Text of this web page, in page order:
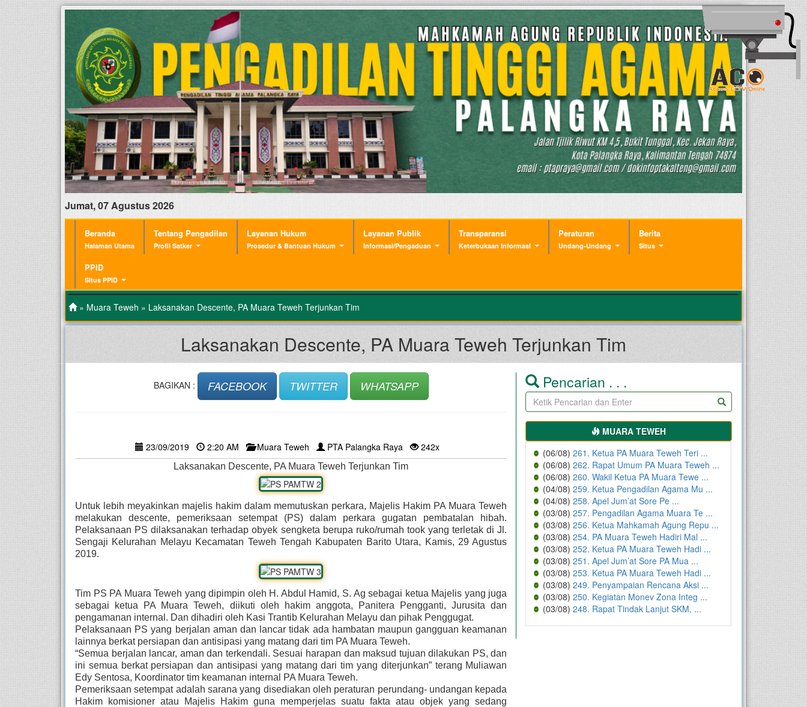
Jumat, 07 Agustus 2026
Beranda
Halaman Utama
Tentang Pengadilan
Profil Satker
Layanan Hukum
Prosedur & Bantuan Hukum
Layanan Publik
Informasi/Pengaduan
Transparansi
Keterbukaan Informasi
Peraturan
Undang-Undang
Berita
Situs
PPID
Situs PPID
» Muara Teweh » Laksanakan Descente, PA Muara Teweh Terjunkan Tim
Laksanakan Descente, PA Muara Teweh Terjunkan Tim
BAGIKAN : FACEBOOK TWITTER WHATSAPP
23/09/2019 2:20 AM Muara Teweh PTA Palangka Raya 242x
Laksanakan Descente, PA Muara Teweh Terjunkan Tim
Untuk lebih meyakinkan majelis hakim dalam memutuskan perkara, Majelis Hakim PA Muara Teweh
melakukan descente, pemeriksaan setempat (PS) dalam perkara gugatan pembatalan hibah.
Pelaksanaan PS dilaksanakan terhadap obyek sengketa berupa ruko/rumah took yang terletak di Jl.
Sengaji Kelurahan Melayu Kecamatan Teweh Tengah Kabupaten Barito Utara, Kamis, 29 Agustus
2019.
Tim PS PA Muara Teweh yang dipimpin oleh H. Abdul Hamid, S. Ag sebagai ketua Majelis yang juga
sebagai ketua PA Muara Teweh, diikuti oleh hakim anggota, Panitera Pengganti, Jurusita dan
pengamanan internal. Dan dihadiri oleh Kasi Trantib Kelurahan Melayu dan pihak Penggugat.
Pelaksanaan PS yang berjalan aman dan lancar tidak ada hambatan maupun gangguan keamanan
lainnya berkat persiapan dan antisipasi yang matang dari tim PA Muara Teweh.
“Semua berjalan lancar, aman dan terkendali. Sesuai harapan dan maksud tujuan dilakukan PS, dan
ini semua berkat persiapan dan antisipasi yang matang dari tim yang diterjunkan” terang Muliawan
Edy Sentosa, Koordinator tim keamanan internal PA Muara Teweh.
Pemeriksaan setempat adalah sarana yang disediakan oleh peraturan perundang- undangan kepada
Hakim komisioner atau Majelis Hakim guna memperjelas suatu fakta atau objek yang sedang
Pencarian . . .
MUARA TEWEH
(06/08) 261. Ketua PA Muara Teweh Teri ...
(06/08) 262. Rapat Umum PA Muara Teweh ...
(06/08) 260. Wakil Ketua PA Muara Tewe ...
(04/08) 259. Ketua Pengadilan Agama Mu ...
(04/08) 258. Apel Jum’at Sore Pe ...
(03/08) 257. Pengadilan Agama Muara Te ...
(03/08) 256. Ketua Mahkamah Agung Repu ...
(03/08) 254. PA Muara Teweh Hadiri Mal ...
(03/08) 252. Ketua PA Muara Teweh Hadi ...
(03/08) 251. Apel Jum’at Sore PA Mua ...
(03/08) 253. Ketua PA Muara Teweh Hadi ...
(03/08) 249. Penyampaian Rencana Aksi ...
(03/08) 250. Kegiatan Monev Zona Integ ...
(03/08) 248. Rapat Tindak Lanjut SKM, ...